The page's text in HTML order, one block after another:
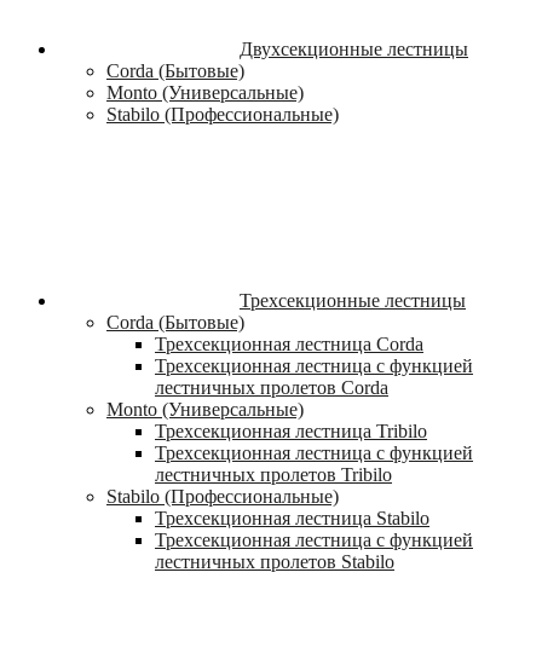
Двухсекционные лестницы
Corda (Бытовые)
Monto (Универсальные)
Stabilo (Профессиональные)
Трехсекционные лестницы
Corda (Бытовые)
Трехсекционная лестница Corda
Трехсекционная лестница с функцией
лестничных пролетов Corda
Monto (Универсальные)
Трехсекционная лестница Tribilo
Трехсекционная лестница с функцией
лестничных пролетов Tribilo
Stabilo (Профессиональные)
Трехсекционная лестница Stabilo
Трехсекционная лестница с функцией
лестничных пролетов Stabilo